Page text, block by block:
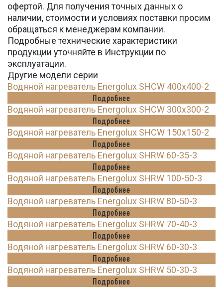
офертой. Для получения точных данных о
наличии, стоимости и условиях поставки просим
обращаться к менеджерам компании.
Подробные технические характеристики
продукции уточняйте в Инструкции по
эксплуатации.
Другие модели серии
Водяной нагреватель Energolux SHCW 400x400-2
Подробнее
Водяной нагреватель Energolux SHCW 300x300-2
Подробнее
Водяной нагреватель Energolux SHCW 150x150-2
Подробнее
Водяной нагреватель Energolux SHRW 60-35-3
Подробнее
Водяной нагреватель Energolux SHRW 100-50-3
Подробнее
Водяной нагреватель Energolux SHRW 80-50-3
Подробнее
Водяной нагреватель Energolux SHRW 70-40-3
Подробнее
Водяной нагреватель Energolux SHRW 60-30-3
Подробнее
Водяной нагреватель Energolux SHRW 50-30-3
Подробнее